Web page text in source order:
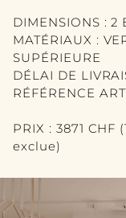
DIMENSIONS : 2
MATÉRIAUX :
SUPÉRIEURE
DÉLAI DE
RÉFÉRENCE
PRIX : 3871 CHF
exclue)